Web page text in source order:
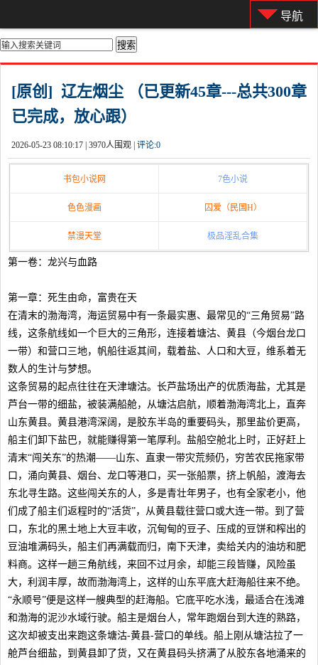
导航
你的位置： 首页>都市激情
[原创] 辽左烟尘 （已更新45章---总共300章
已完成，放心跟）
2026-05-23 08:10:17 | 3970人围观 | 评论:0
书包小说网 7色小说
色色漫画 囚爱（民国H）
禁漫天堂 极品淫乱合集
第一卷：龙兴与血路
第一章：死生由命，富贵在天
在清末的渤海湾，海运贸易中有一条最实惠、最常见的“三角贸易”路
线，这条航线如一个巨大的三角形，连接着塘沽、黄县（今烟台龙口
一带）和营口三地，帆船往返其间，载着盐、人口和大豆，维系着无
数人的生计与梦想。
这条贸易的起点往往在天津塘沽。长芦盐场出产的优质海盐，尤其是
芦台一带的细盐，被装满船舱，从塘沽启航，顺着渤海湾北上，直奔
山东黄县。黄县港湾深阔，是胶东半岛的重要码头，那里盐价更高，
船主们卸下盐巴，就能赚得第一笔厚利。盐船空舱北上时，正好赶上
清末“闯关东”的热潮——山东、直隶一带灾荒频仍，穷苦农民拖家带
口，涌向黄县、烟台、龙口等港口，买一张船票，挤上帆船，渡海去
东北寻生路。这些闯关东的人，多是青壮年男子，也有全家老小，他
们成了船主们返程时的“活货”，从黄县载往营口或大连一带。到了营
口，东北的黑土地上大豆丰收，沉甸甸的豆子、压成的豆饼和榨出的
豆油堆满码头，船主们再满载而归，南下天津，卖给关内的油坊和肥
料商。这样一趟三角航线，来回不过月余，却能三段皆赚，风险虽
大，利润丰厚，故而渤海湾上，这样的山东平底大赶海船往来不绝。
“永顺号”便是这样一艘典型的赶海船。它底平吃水浅，最适合在浅滩
和渤海的泥沙水域行驶。船主是烟台人，常年跑烟台到大连的熟路，
这次却被支出来跑这条塘沽-黄县-营口的单线。船上刚从塘沽拉了一
舱芦台细盐，到黄县卸了货，又在黄县码头挤满了从胶东各地涌来的